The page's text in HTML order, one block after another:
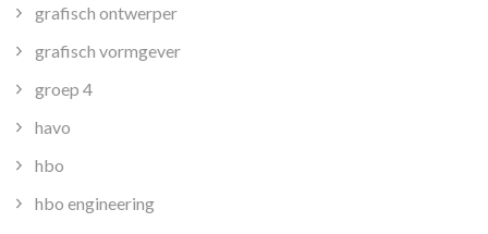
grafisch ontwerper
grafisch vormgever
groep 4
havo
hbo
hbo engineering